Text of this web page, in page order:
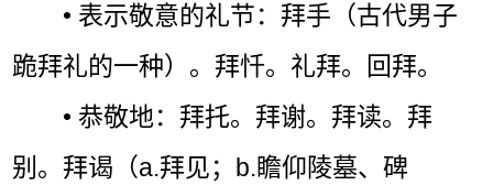
• 表示敬意的礼节：拜手（古代男子
跪拜礼的一种）。拜忏。礼拜。回拜。
• 恭敬地：拜托。拜谢。拜读。拜
别。拜谒（a.拜见；b.瞻仰陵墓、碑